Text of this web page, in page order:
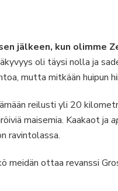
jälkeen, kun olimme
oli täysi nolla ja
mutta mitkään huipun
reilusti yli 20
maisemia. Kaakaot ja
ravintolassa.
meidän ottaa revanssi